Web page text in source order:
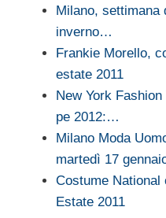
Milano, settimana
inverno…
Frankie Morello,
estate 2011
New York
pe 2012:…
Milano Moda
martedì 17
Costume National
Estate 2011